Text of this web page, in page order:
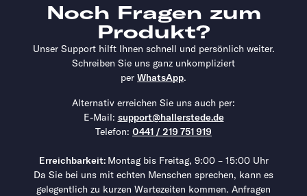
Noch Fragen zum
Produkt?
Unser Support hilft Ihnen schnell und persönlich weiter.
Schreiben Sie uns ganz unkompliziert
per WhatsApp.
Alternativ erreichen Sie uns auch per:
E-Mail: support@hallerstede.de
Telefon: 0441 / 219 751 919
Erreichbarkeit: Montag bis Freitag, 9:00 – 15:00 Uhr
Da Sie bei uns mit echten Menschen sprechen, kann es
gelegentlich zu kurzen Wartezeiten kommen. Anfragen